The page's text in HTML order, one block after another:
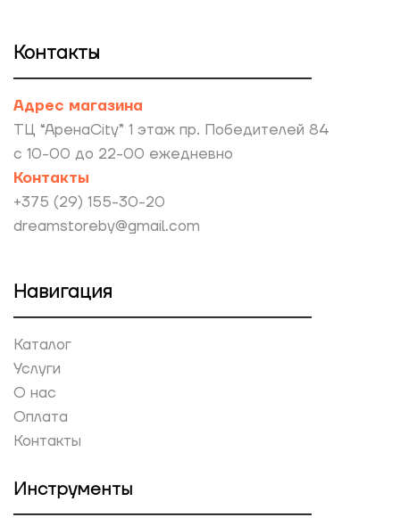
Контакты
Адрес магазина
ТЦ “АренаCity” 1 этаж пр. Победителей 84
с 10-00 до 22-00 ежедневно
Контакты
+375 (29) 155-30-20
dreamstoreby@gmail.com
Навигация
Каталог
Услуги
О нас
Оплата
Контакты
Инструменты